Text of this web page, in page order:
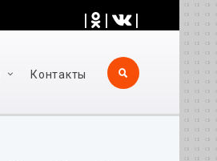
| | |
Контакты